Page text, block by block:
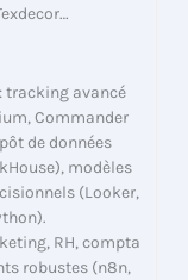
: tracking avancé
Commander
de données
modèles
(Looker,
RH, compta
robustes (n8n,